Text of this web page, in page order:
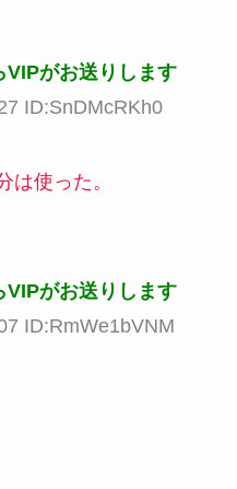
VIPがお送りします
ID:SnDMcRKh0
は使った。
VIPがお送りします
ID:RmWe1bVNM